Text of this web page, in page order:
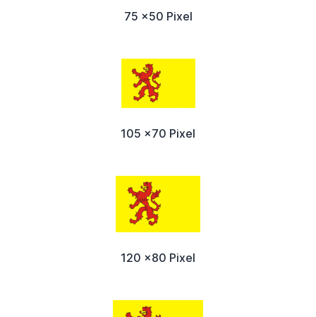
75 x50 Pixel
105 x70 Pixel
120 x80 Pixel